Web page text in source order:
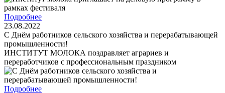
Подробнее
23.08.2022
С Днём работников сельского хозяйства и перерабатывающей
промышленности!
ИНСТИТУТ МОЛОКА поздравляет аграриев и
переработчиков с профессиональным праздником
Подробнее